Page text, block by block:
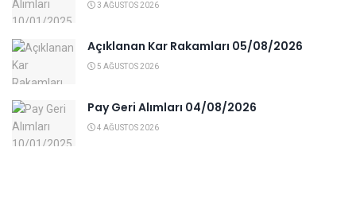
3 AĞUSTOS 2026
Açıklanan Kar Rakamları 05/08/2026
5 AĞUSTOS 2026
Pay Geri Alımları 04/08/2026
4 AĞUSTOS 2026